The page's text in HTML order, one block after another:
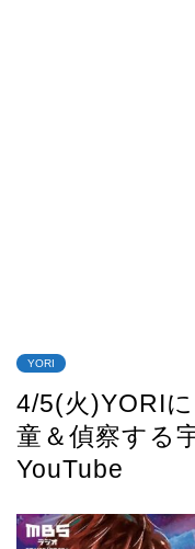
YORI
4/5(火)YORI
童＆偵察する
YouTube